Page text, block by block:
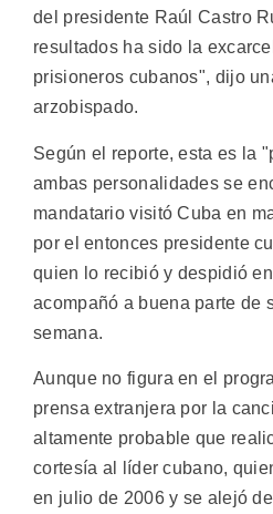
del presidente Raúl Castro
resultados ha sido la
prisioneros cubanos", dijo
arzobispado.
Según el reporte, esta es la
ambas personalidades se
mandatario visitó Cuba en
por el entonces presidente
quien lo recibió y despidió
acompañó a buena parte de
semana.
Aunque no figura en el
prensa extranjera por la
altamente probable que
cortesía al líder cubano,
en julio de 2006 y se alejó